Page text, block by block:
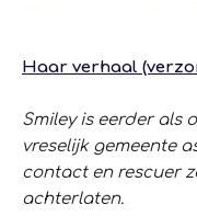
Haar verhaal
Smiley is eerder als
vreselijk gemeente
contact en rescuer
achterlaten.